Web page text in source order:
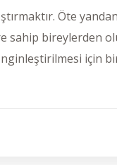
Öte
bireylerden
için